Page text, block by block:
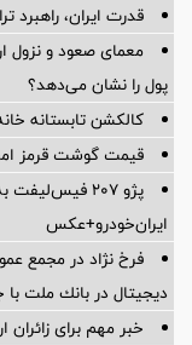
قدرت ایران، راهبرد
معمای صعود و نزول
پول را نشان می‌دهد؟
کالکشن تابستانه
قیمت گوشت قرمز امروز پنجشنبه
پژو ۲۰۷
ایران‌خودرو+عکس
فرخ نژاد در مجمع
دیجیتال در بانك ملت
خبر مهم برای زائران